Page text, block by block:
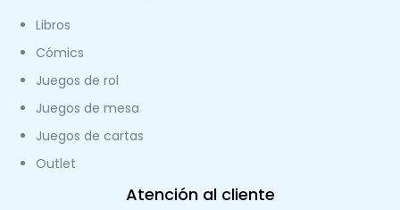
Libros
Cómics
Juegos de rol
Juegos de mesa
Juegos de cartas
Outlet
Atención al cliente